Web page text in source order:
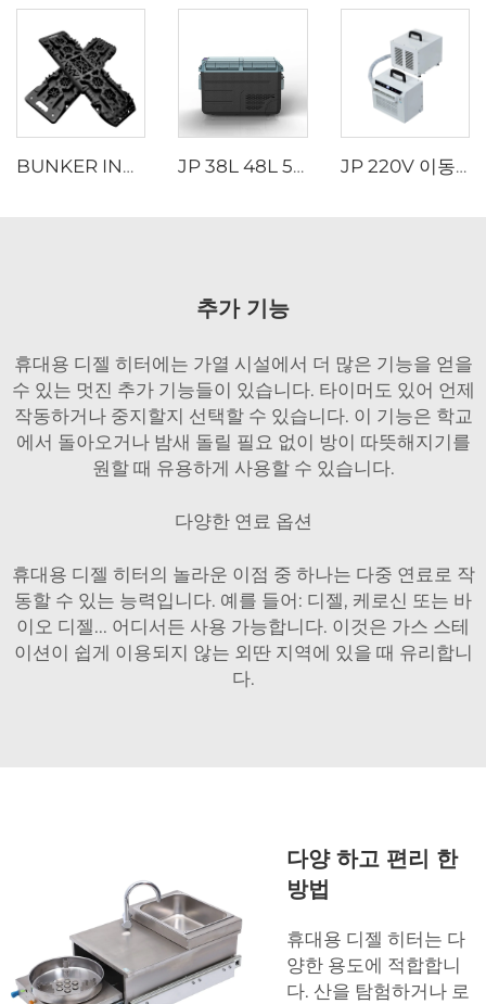
BUNKER INDUST 차량 내장 잭 베이스 오프로드 복구 보드 모래 진흙 타이어 트랙션 보드 자동차 복구 트랙 JP 38L 48L 58L 듀얼존 휴대용 캠핑 전기 쿨러 박스 DC 컴프레서 냉동고 냉장고 차량용 냉장고 JP 220V 이동형 에어컨 리모컨 모델 110V 차량용 스플릿 에어컨 텐트 캠핑 RV 전용
추가 기능
휴대용 디젤 히터에는 가열 시설에서 더 많은 기능을 얻을
수 있는 멋진 추가 기능들이 있습니다. 타이머도 있어 언제
작동하거나 중지할지 선택할 수 있습니다. 이 기능은 학교
에서 돌아오거나 밤새 돌릴 필요 없이 방이 따뜻해지기를
원할 때 유용하게 사용할 수 있습니다.
다양한 연료 옵션
휴대용 디젤 히터의 놀라운 이점 중 하나는 다중 연료로 작
동할 수 있는 능력입니다. 예를 들어: 디젤, 케로신 또는 바
이오 디젤... 어디서든 사용 가능합니다. 이것은 가스 스테
이션이 쉽게 이용되지 않는 외딴 지역에 있을 때 유리합니
다.
다양 하고 편리 한
방법
휴대용 디젤 히터는 다
양한 용도에 적합합니
다. 산을 탐험하거나 로